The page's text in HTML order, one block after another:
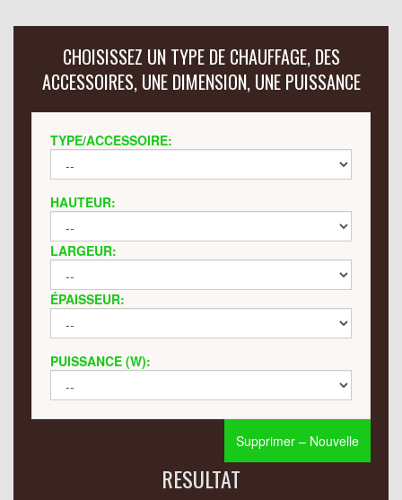
CHOISISSEZ UN TYPE DE CHAUFFAGE, DES
ACCESSOIRES, UNE DIMENSION, UNE PUISSANCE
TYPE/ACCESSOIRE:
HAUTEUR:
LARGEUR:
ÉPAISSEUR:
PUISSANCE (W):
Supprimer – Nouvelle
RESULTAT